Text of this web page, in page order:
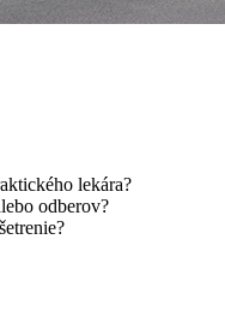
lekára?
odberov?